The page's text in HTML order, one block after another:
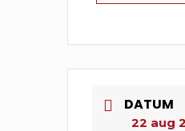
DATUM
22 aug